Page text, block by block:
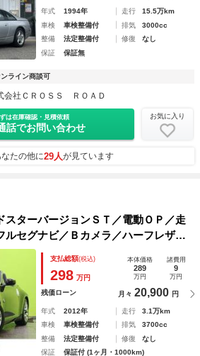
年式 1994年 走行
15.5万km
車検
車検整備付 排気
3000cc
整備
法定整備付 修復
なし
保証
保証無
ライン商談可
会社ＣＲＯＳＳ ＲＯＡＤ
は在庫確認・見積依頼
話でお問い合わせ
お気に入り
たの他に29人が見ています
ターバージョンＳＴ／電動ＯＰ／走
セグナビ／Ｂカメラ／ハーフレザー
ター／スマートキー／パドルシフト
ＯＳＥサウンド／オートＨＩＤ／１８
支払総額(税込)
298 万円
本体価格
289
万円
諸費用
9
万円
残価ローン 月々 20,900 円
年式 2012年 走行
3.1万km
車検
車検整備付 排気
3700cc
整備
法定整備付 修復
なし
保証
保証付 (1ヶ月・1000km)